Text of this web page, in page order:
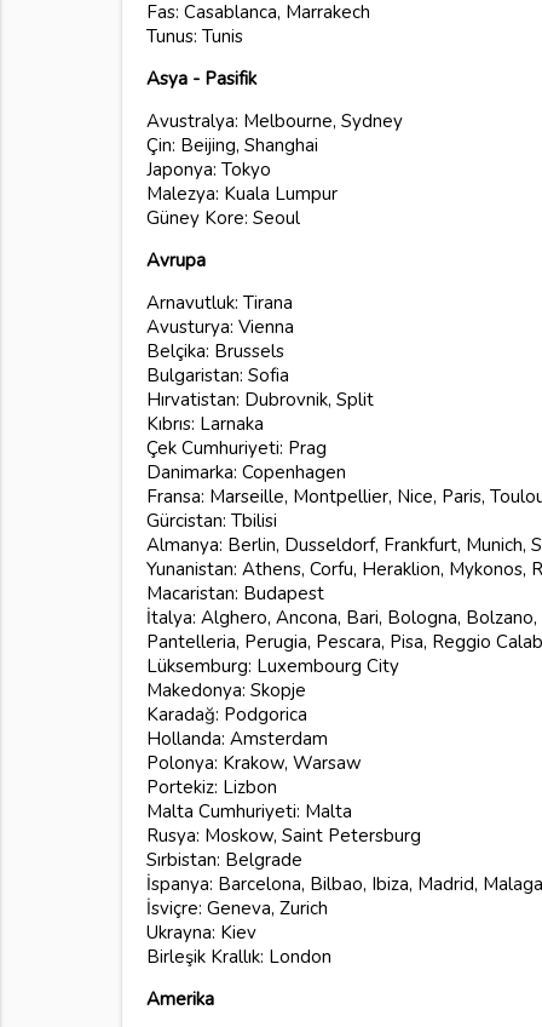
Fas: Casablanca, Marrakech
Tunus: Tunis
Asya - Pasifik
Avustralya: Melbourne, Sydney
Çin: Beijing, Shanghai
Japonya: Tokyo
Malezya: Kuala Lumpur
Güney Kore: Seoul
Avrupa
Arnavutluk: Tirana
Avusturya: Vienna
Belçika: Brussels
Bulgaristan: Sofia
Hırvatistan: Dubrovnik, Split
Kıbrıs: Larnaka
Çek Cumhuriyeti: Prag
Danimarka: Copenhagen
Fransa: Marseille, Montpellier, Nice, Paris,
Gürcistan: Tbilisi
Almanya: Berlin, Dusseldorf, Frankfurt, Munich,
Yunanistan: Athens, Corfu, Heraklion, Mykonos,
Macaristan: Budapest
İtalya: Alghero, Ancona, Bari, Bologna,
Pantelleria, Perugia, Pescara, Pisa, Reggio
Lüksemburg: Luxembourg City
Makedonya: Skopje
Karadağ: Podgorica
Hollanda: Amsterdam
Polonya: Krakow, Warsaw
Portekiz: Lizbon
Malta Cumhuriyeti: Malta
Rusya: Moskow, Saint Petersburg
Sırbistan: Belgrade
İspanya: Barcelona, Bilbao, Ibiza, Madrid,
İsviçre: Geneva, Zurich
Ukrayna: Kiev
Birleşik Krallık: London
Amerika